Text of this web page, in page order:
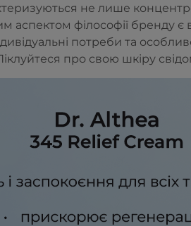
не лише
філософії бренду є
потреби та
про свою шкіру